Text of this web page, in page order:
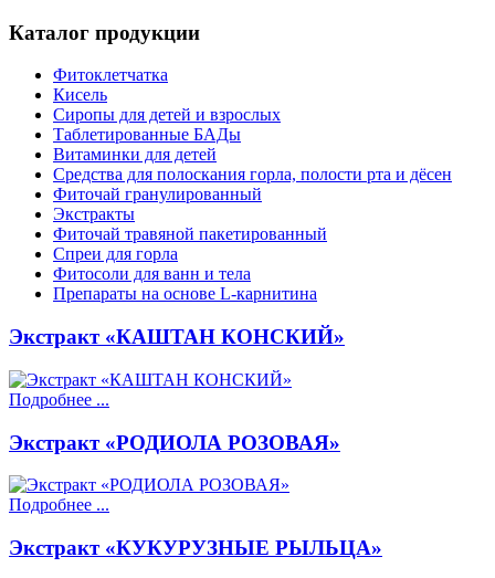
Каталог продукции
Фитоклетчатка
Кисель
Сиропы для детей и взрослых
Таблетированные БАДы
Витаминки для детей
Средства для полоскания горла, полости рта и дёсен
Фиточай гранулированный
Экстракты
Фиточай травяной пакетированный
Спреи для горла
Фитосоли для ванн и тела
Препараты на основе L-карнитина
Экстракт «КАШТАН КОНСКИЙ»
Подробнее ...
Экстракт «РОДИОЛА РОЗОВАЯ»
Подробнее ...
Экстракт «КУКУРУЗНЫЕ РЫЛЬЦА»